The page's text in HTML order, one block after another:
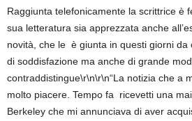
Raggiunta telefonicamente la scrittrice è
sua letteratura sia apprezzata anche
novità, che le è giunta in questi giorni da
di soddisfazione ma anche di grande
contraddistingue\r\n\r\n“La notizia che a
molto piacere. Tempo fa ricevetti una
Berkeley che mi annunciava di aver